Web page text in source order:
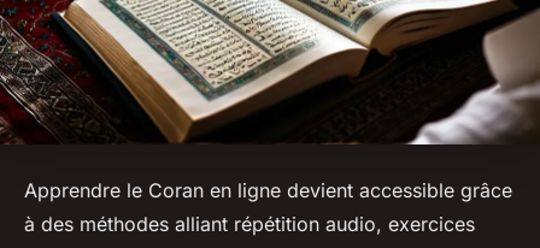
Apprendre le Coran en ligne devient accessible grâce
à des méthodes alliant répétition audio, exercices